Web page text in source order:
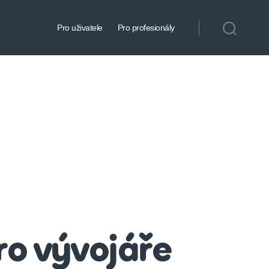
Pro uživatele Pro profesionály
vývojáře